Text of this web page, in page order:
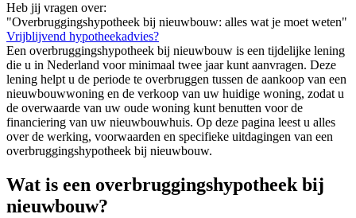
Heb jij vragen over:
"Overbruggingshypotheek bij nieuwbouw: alles wat je moet weten"
Vrijblijvend hypotheekadvies?
Een overbruggingshypotheek bij nieuwbouw is een tijdelijke lening
die u in Nederland voor minimaal twee jaar kunt aanvragen. Deze
lening helpt u de periode te overbruggen tussen de aankoop van een
nieuwbouwwoning en de verkoop van uw huidige woning, zodat u
de overwaarde van uw oude woning kunt benutten voor de
financiering van uw nieuwbouwhuis. Op deze pagina leest u alles
over de werking, voorwaarden en specifieke uitdagingen van een
overbruggingshypotheek bij nieuwbouw.
Wat is een overbruggingshypotheek bij
nieuwbouw?